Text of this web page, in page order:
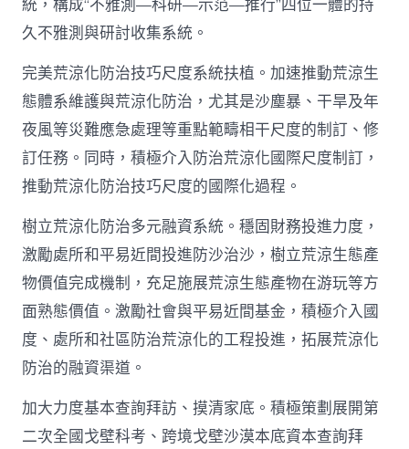
統，構成“不雅測—科研—示范—推行”四位一體的持
久不雅測與研討收集系統。
完美荒涼化防治技巧尺度系統扶植。加速推動荒涼生
態體系維護與荒涼化防治，尤其是沙塵暴、干旱及年
夜風等災難應急處理等重點範疇相干尺度的制訂、修
訂任務。同時，積極介入防治荒涼化國際尺度制訂，
推動荒涼化防治技巧尺度的國際化過程。
樹立荒涼化防治多元融資系統。穩固財務投進力度，
激勵處所和平易近間投進防沙治沙，樹立荒涼生態產
物價值完成機制，充足施展荒涼生態產物在游玩等方
面熟態價值。激勵社會與平易近間基金，積極介入國
度、處所和社區防治荒涼化的工程投進，拓展荒涼化
防治的融資渠道。
加大力度基本查詢拜訪、摸清家底。積極策劃展開第
二次全國戈壁科考、跨境戈壁沙漠本底資本查詢拜